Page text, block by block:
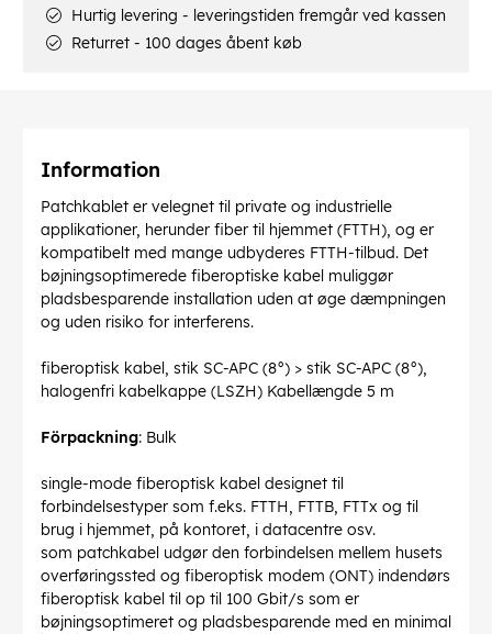
Hurtig levering - leveringstiden fremgår ved kassen
Returret - 100 dages åbent køb
Information
Patchkablet er velegnet til private og industrielle
applikationer, herunder fiber til hjemmet (FTTH), og er
kompatibelt med mange udbyderes FTTH-tilbud. Det
bøjningsoptimerede fiberoptiske kabel muliggør
pladsbesparende installation uden at øge dæmpningen
og uden risiko for interferens.
fiberoptisk kabel, stik SC-APC (8°) > stik SC-APC (8°),
halogenfri kabelkappe (LSZH) Kabellængde 5 m
Förpackning: Bulk
single-mode fiberoptisk kabel designet til
forbindelsestyper som f.eks. FTTH, FTTB, FTTx og til
brug i hjemmet, på kontoret, i datacentre osv.
som patchkabel udgør den forbindelsen mellem husets
overføringssted og fiberoptisk modem (ONT) indendørs
fiberoptisk kabel til op til 100 Gbit/s som er
bøjningsoptimeret og pladsbesparende med en minimal